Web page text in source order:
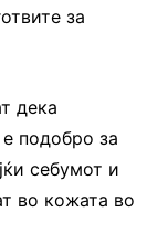
за
дека
подобро за
себумот и
во кожата во